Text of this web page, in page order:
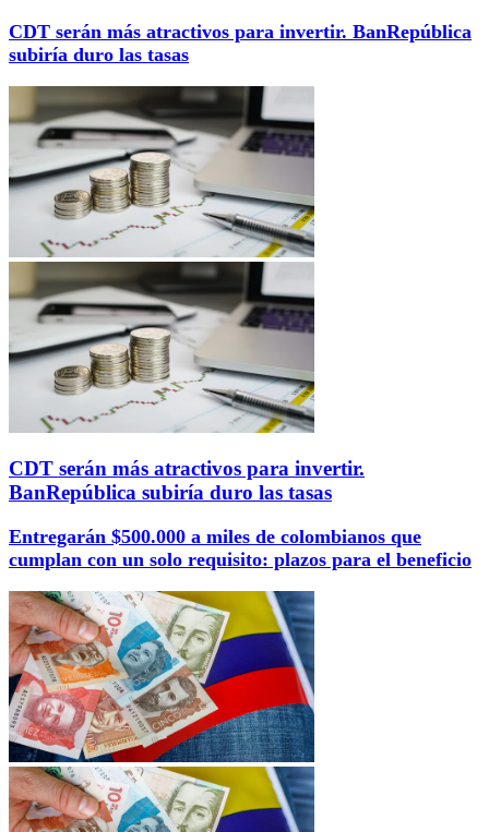
CDT serán más atractivos para invertir. BanRepública
subiría duro las tasas
CDT serán más atractivos para invertir.
BanRepública subiría duro las tasas
Entregarán $500.000 a miles de colombianos que
cumplan con un solo requisito: plazos para el beneficio